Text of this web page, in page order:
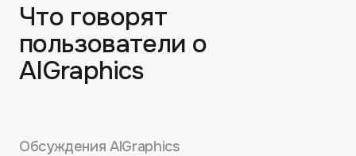
Что говорят
пользователи о
AIGraphics
ОбсужденияAIGraphics